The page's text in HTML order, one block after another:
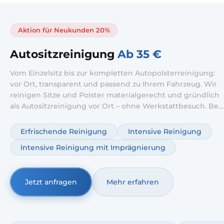
Aktion für Neukunden 20%
Autositzreinigung Ab 35 €
Vom Einzelsitz bis zur kompletten Autopolsterreinigung:
vor Ort, transparent und passend zu Ihrem Fahrzeug. Wir
reinigen Sitze und Polster materialgerecht und gründlich
als Autositzreinigung vor Ort – ohne Werkstattbesuch. Bei
optional ergänzen wir Autopolsterreinigung
Geruchsentfernung.
Erfrischende Reinigung
Intensive Reinigung
Intensive Reinigung mit Imprägnierung
Jetzt anfragen Mehr erfahren